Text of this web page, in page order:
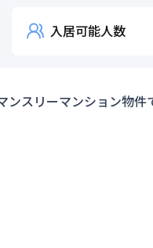
入居可能人数
ンスリーマンション物件